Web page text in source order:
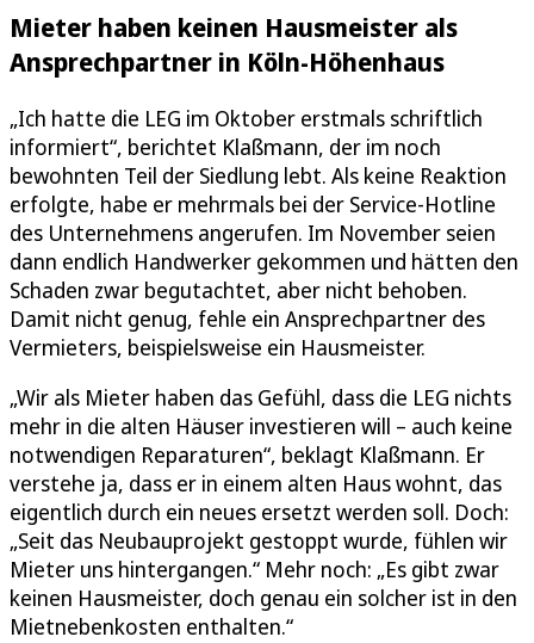
Mieter haben keinen Hausmeister als
Ansprechpartner in Köln-Höhenhaus
„Ich hatte die LEG im Oktober erstmals schriftlich
informiert“, berichtet Klaßmann, der im noch
bewohnten Teil der Siedlung lebt. Als keine Reaktion
erfolgte, habe er mehrmals bei der Service-Hotline
des Unternehmens angerufen. Im November seien
dann endlich Handwerker gekommen und hätten den
Schaden zwar begutachtet, aber nicht behoben.
Damit nicht genug, fehle ein Ansprechpartner des
Vermieters, beispielsweise ein Hausmeister.
„Wir als Mieter haben das Gefühl, dass die LEG nichts
mehr in die alten Häuser investieren will – auch keine
notwendigen Reparaturen“, beklagt Klaßmann. Er
verstehe ja, dass er in einem alten Haus wohnt, das
eigentlich durch ein neues ersetzt werden soll. Doch:
„Seit das Neubauprojekt gestoppt wurde, fühlen wir
Mieter uns hintergangen.“ Mehr noch: „Es gibt zwar
keinen Hausmeister, doch genau ein solcher ist in den
Mietnebenkosten enthalten.“